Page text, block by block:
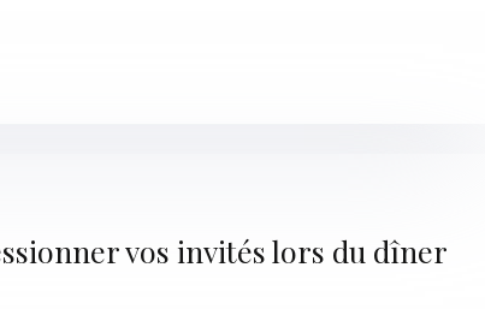
vos invités lors du dîner